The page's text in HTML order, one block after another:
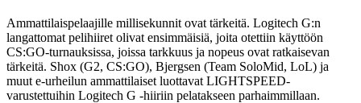
Ammattilaispelaajille millisekunnit ovat tärkeitä. Logitech G:n
langattomat pelihiiret olivat ensimmäisiä, joita otettiin käyttöön
CS:GO-turnauksissa, joissa tarkkuus ja nopeus ovat ratkaisevan
tärkeitä. Shox (G2, CS:GO), Bjergsen (Team SoloMid, LoL) ja
muut e-urheilun ammattilaiset luottavat LIGHTSPEED-
varustettuihin Logitech G ‑hiiriin pelatakseen parhaimmillaan.